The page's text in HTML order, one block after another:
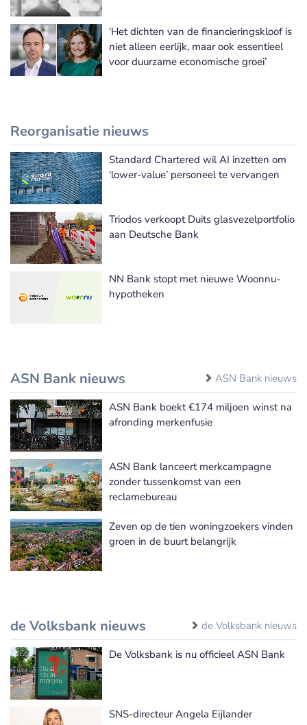
‘Het dichten van de financieringskloof is
niet alleen eerlijk, maar ook essentieel
voor duurzame economische groei’
Reorganisatie nieuws
Meer Reorganisatie nieuws
Standard Chartered wil AI inzetten om
‘lower-value’ personeel te vervangen
Triodos verkoopt Duits glasvezelportfolio
aan Deutsche Bank
NN Bank stopt met nieuwe Woonnu-
hypotheken
ASN Bank nieuws ASN Bank nieuws
ASN Bank boekt €174 miljoen winst na
afronding merkenfusie
ASN Bank lanceert merkcampagne
zonder tussenkomst van een
reclamebureau
Zeven op de tien woningzoekers vinden
groen in de buurt belangrijk
de Volksbank nieuws de Volksbank nieuws
De Volksbank is nu officieel ASN Bank
SNS-directeur Angela Eijlander